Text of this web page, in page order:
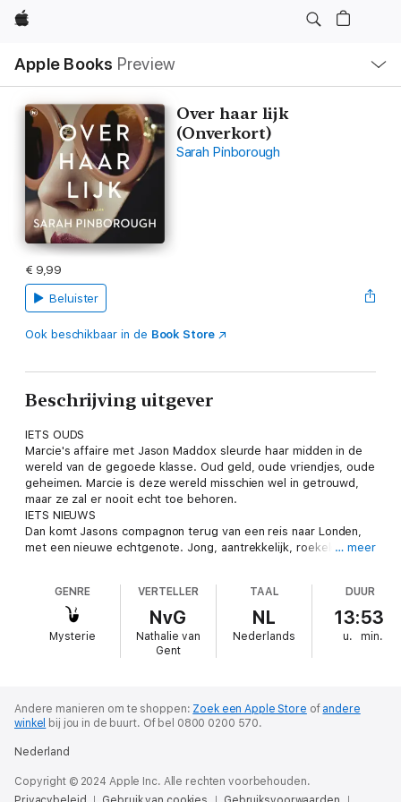
Apple
Apple Books Preview
lokaal
navigatiemenu
Over haar lijk
(Onverkort)
Sarah Pinborough
€ 9,99
Beluister
Ook beschikbaar in de Book Store
Beschrijving uitgever
IETS OUDS
Marcie's affaire met Jason Maddox sleurde haar midden in de
wereld van de gegoede klasse. Oud geld, oude vriendjes, oude
geheimen. Marcie is deze wereld misschien wel in getrouwd,
maar ze zal er nooit echt toe behoren.
IETS NIEUWS
Dan komt Jasons compagnon terug van een reis naar Londen,
met een nieuwe echtgenote. Jong, aantrekkelijk, roekeloos...
Sommige mensen zouden een moord plegen voor het leven dat
Marcie leidt. Hoe ver is ze zelf bereid te gaan om het te
behouden?
… meer
GENRE
Mysterie
VERTELLER
NvG
Nathalie van
Gent
TAAL
NL
Nederlands
DUUR
13:53
u. min.
Andere manieren om te shoppen: Zoek een Apple Store of andere
winkel bij jou in de buurt. Of bel 0800 0200 570.
Nederland
Copyright © 2024 Apple Inc. Alle rechten voorbehouden.